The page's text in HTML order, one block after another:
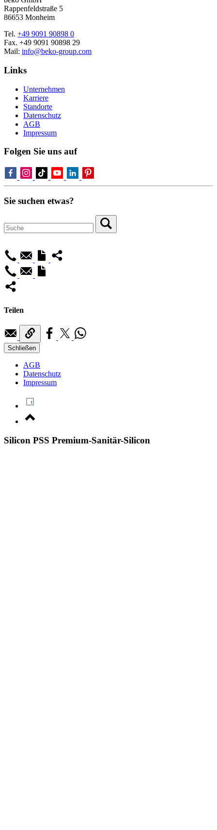
Rappenfeldstraße 5
86653 Monheim
Tel. +49 9091 90898 0
Fax. +49 9091 90898 29
Mail: info@beko-group.com
Links
Unternehmen
Karriere
Standorte
Datenschutz
AGB
Impressum
Folgen Sie uns auf
Sie suchen etwas?
Teilen
Schließen
AGB
Datenschutz
Impressum
Silicon PSS Premium-Sanitär-Silicon